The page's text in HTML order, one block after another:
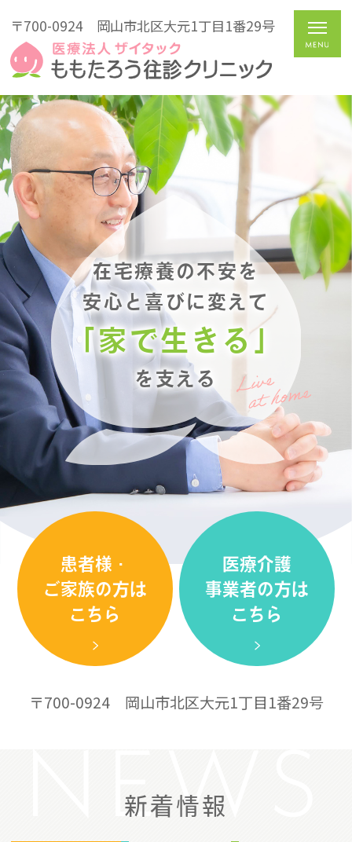
〒700-0924 岡山市北区大元1丁目1番29号
在宅療養の不安を
安心と喜びに変えて
「家で生きる」
を支える
患者様・
ご家族の方は
こちら
医療介護
事業者の方は
こちら
〒700-0924 岡山市北区大元1丁目1番29号
新着情報
NEWS